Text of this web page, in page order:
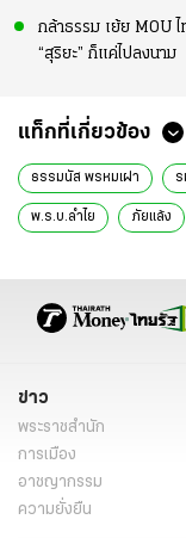
กล้าธรรม เย้ย MOU
“สุริยะ” ก็แค่ไปลงนาม
แท็กที่เกี่ยวข้อง
ธรรมนัส พรหมเผ่า
พ.ร.บ.ลำไย ภัยแล้ง
ข่าว
พระราชสำนัก
การเมือง
อาชญากรรม
ความยั่งยืน